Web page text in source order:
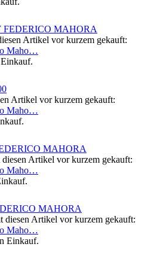
Artikel vor kurzem gekauft:
Maho…
Artikel vor kurzem gekauft:
Maho…
Artikel vor kurzem gekauft:
Maho…
diesen Artikel vor kurzem gekauft:
Maho…
Einkauf.